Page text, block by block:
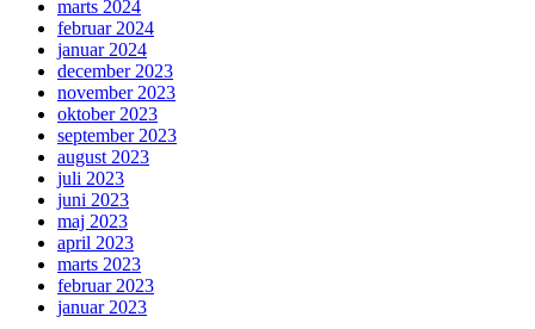
marts 2024
februar 2024
januar 2024
december 2023
november 2023
oktober 2023
september 2023
august 2023
juli 2023
juni 2023
maj 2023
april 2023
marts 2023
februar 2023
januar 2023